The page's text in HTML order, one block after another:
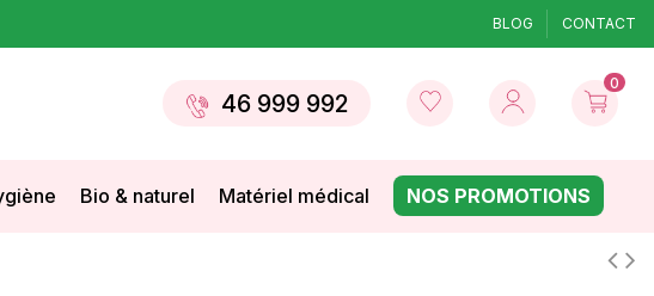
BLOG CONTACT
46 999 992
0
Bio & naturel Matériel médical NOS PROMOTIONS